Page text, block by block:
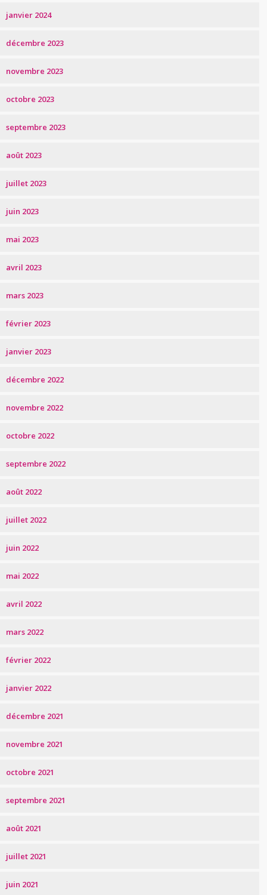
janvier 2024
décembre 2023
novembre 2023
octobre 2023
septembre 2023
août 2023
juillet 2023
juin 2023
mai 2023
avril 2023
mars 2023
février 2023
janvier 2023
décembre 2022
novembre 2022
octobre 2022
septembre 2022
août 2022
juillet 2022
juin 2022
mai 2022
avril 2022
mars 2022
février 2022
janvier 2022
décembre 2021
novembre 2021
octobre 2021
septembre 2021
août 2021
juillet 2021
juin 2021